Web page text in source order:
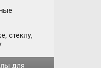
стеклу,
для